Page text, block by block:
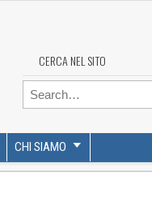
CERCA NEL SITO
Search for:
CHI SIAMO